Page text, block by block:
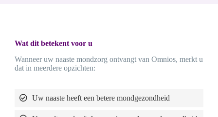
Wat dit betekent voor u
Wanneer uw naaste mondzorg ontvangt van Omnios, merkt u
dat in meerdere opzichten:
Uw naaste heeft een betere mondgezondheid